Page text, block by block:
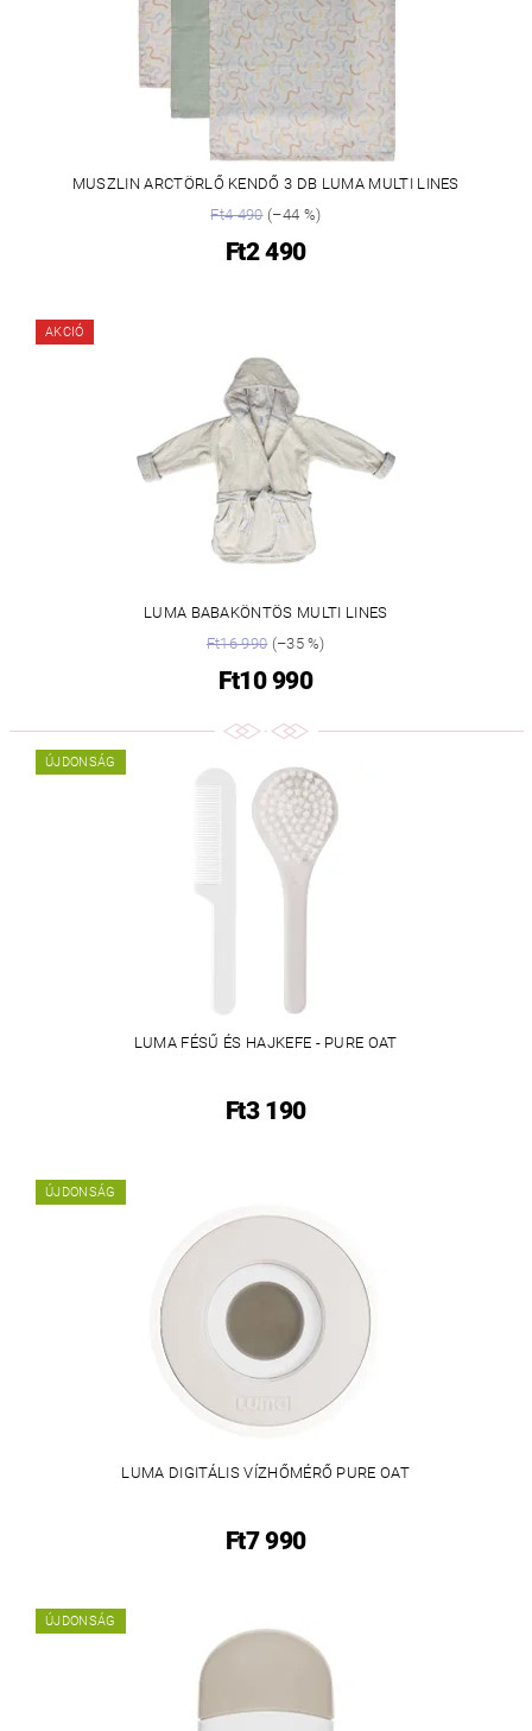
MUSZLIN ARCTÖRLŐ KENDŐ 3 DB LUMA MULTI LINES
Ft4 490(–44 %)
Ft2 490
AKCIÓ
LUMA BABAKÖNTÖS MULTI LINES
Ft16 990(–35 %)
Ft10 990
ÚJDONSÁG
LUMA FÉSŰ ÉS HAJKEFE - PURE OAT
Ft3 190
ÚJDONSÁG
LUMA DIGITÁLIS VÍZHŐMÉRŐ PURE OAT
Ft7 990
ÚJDONSÁG